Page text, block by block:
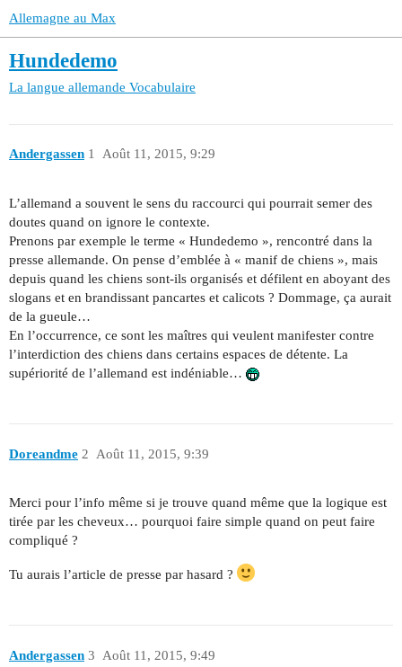
Allemagne au Max
Hundedemo
La langue allemande Vocabulaire
Andergassen Août 11, 2015, 9:29
1
L’allemand a souvent le sens du raccourci qui pourrait semer des
doutes quand on ignore le contexte.
Prenons par exemple le terme « Hundedemo », rencontré dans la
presse allemande. On pense d’emblée à « manif de chiens », mais
depuis quand les chiens sont-ils organisés et défilent en aboyant des
slogans et en brandissant pancartes et calicots ? Dommage, ça aurait
de la gueule…
En l’occurrence, ce sont les maîtres qui veulent manifester contre
l’interdiction des chiens dans certains espaces de détente. La
supériorité de l’allemand est indéniable…
Doreandme Août 11, 2015, 9:39
2
Merci pour l’info même si je trouve quand même que la logique est
tirée par les cheveux… pourquoi faire simple quand on peut faire
compliqué ?
Tu aurais l’article de presse par hasard ?
Andergassen Août 11, 2015, 9:49
3